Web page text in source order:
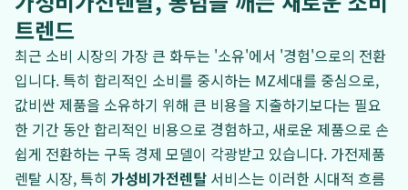
트렌드
최근 소비 시장의 가장 큰 화두는 '소유'에서 '경험'으로의 전환
입니다. 특히 합리적인 소비를 중시하는 MZ세대를 중심으로,
값비싼 제품을 소유하기 위해 큰 비용을 지출하기보다는 필요
한 기간 동안 합리적인 비용으로 경험하고, 새로운 제품으로 손
쉽게 전환하는 구독 경제 모델이 각광받고 있습니다. 가전제품
렌탈 시장, 특히 가성비가전렌탈 서비스는 이러한 시대적 흐름